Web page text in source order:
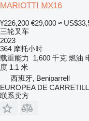
MARIOTTI MX16
¥226,200 €29,000 ≈
三轮叉车
2023
364 摩托小时
载重能力
1,600 千克 燃油
度 1.1 米
西班牙, Beniparrell
EUROPEA DE
联系卖方